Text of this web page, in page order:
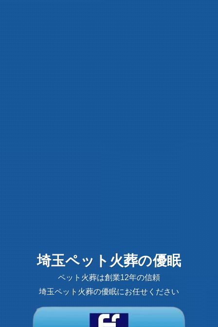
埼玉ペット火葬の優眠
ペット火葬は創業12年の信頼
埼玉ペット火葬の優眠にお任せください